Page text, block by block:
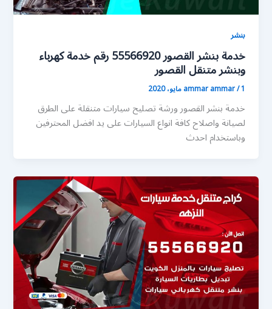
بنشر
خدمة بنشر القصور 55566920 رقم خدمة كهرباء
وبنشر متنقل القصور
ammar ammar/1 مايو، 2020
خدمة بنشر القصور ورشة تصليح سيارات متنقلة على الطرق
لصيانة واصلاح كافة انواع السيارات على يد افضل المحترفين
وباستخدام احدث